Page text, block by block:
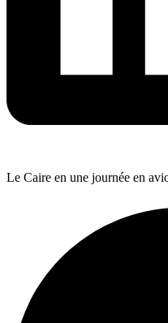
Le Caire en une journée en